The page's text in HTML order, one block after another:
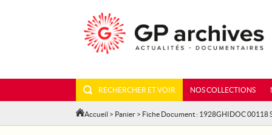
RECHERCHER ET VOIR NOS COLLECTIONS
Accueil > Panier > Fiche Document : 1928GHIDOC 00118